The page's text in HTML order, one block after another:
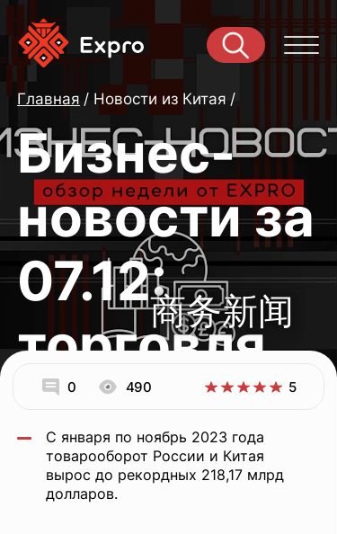
商务新闻
Главная Новости из Китая
Бизнес-
новости за
07.12:
торговля,
расширение
ВТБ, Apple
0 490 5
С января по ноябрь 2023 года
товарооборот России и Китая
вырос до рекордных 218,17 млрд
долларов.